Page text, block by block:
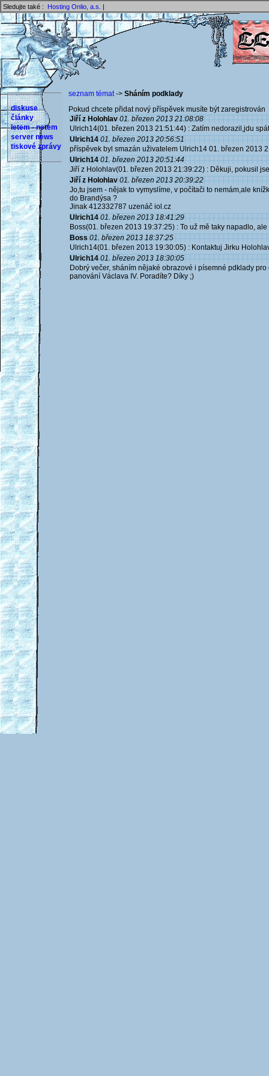
Sledujte také : Hosting Onlio, a.s. |
diskuse
články
letem - netem
server news
tiskové zprávy
seznam témat-> Sháním podklady
Pokud chcete přidat nový příspěvek musíte být
Jiří z Holohlav 01. březen 2013 21:08:08
Ulrich14(01. březen 2013 21:51:44) : Zatím nedorazil,jdu
Ulrich14 01. březen 2013 20:56:51
příspěvek byl smazán uživatelem Ulrich14 01. březen 2013
Ulrich14 01. březen 2013 20:51:44
Jiří z Holohlav(01. březen 2013 21:39:22) : Děkuji, pokusil
Jiří z Holohlav 01. březen 2013 20:39:22
Jo,tu jsem - nějak to vymyslíme, v počítači to nemám,ale
do Brandýsa ?
Jinak 412332787 uzenáč iol.cz
Ulrich14 01. březen 2013 18:41:29
Boss(01. březen 2013 19:37:25) : To už mě taky napadlo,
Boss 01. březen 2013 18:37:25
Ulrich14(01. březen 2013 19:30:05) : Kontaktuj Jirku
Ulrich14 01. březen 2013 18:30:05
Dobrý večer, sháním nějaké obrazové i písemné pdklady
panování Václava IV. Poradíte? Díky ;)